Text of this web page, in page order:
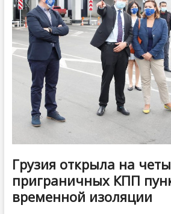
Грузия открыла на
приграничных КПП
временной изоляции